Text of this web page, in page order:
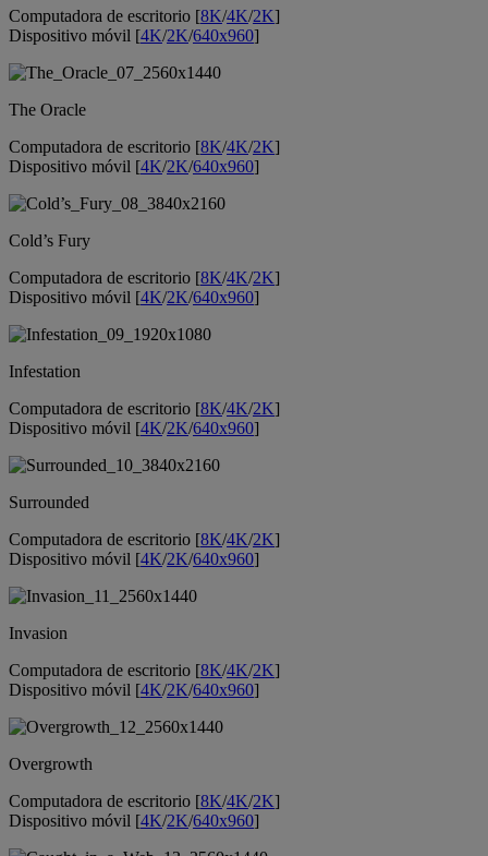
Computadora de escritorio [8K/4K/2K]
Dispositivo móvil [4K/2K/640x960]
The Oracle
Computadora de escritorio [8K/4K/2K]
Dispositivo móvil [4K/2K/640x960]
Cold’s Fury
Computadora de escritorio [8K/4K/2K]
Dispositivo móvil [4K/2K/640x960]
Infestation
Computadora de escritorio [8K/4K/2K]
Dispositivo móvil [4K/2K/640x960]
Surrounded
Computadora de escritorio [8K/4K/2K]
Dispositivo móvil [4K/2K/640x960]
Invasion
Computadora de escritorio [8K/4K/2K]
Dispositivo móvil [4K/2K/640x960]
Overgrowth
Computadora de escritorio [8K/4K/2K]
Dispositivo móvil [4K/2K/640x960]